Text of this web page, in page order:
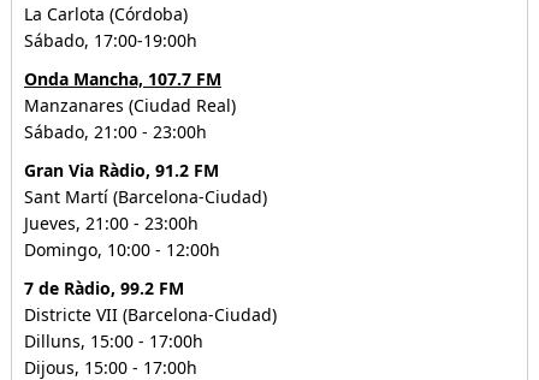
La Carlota (Córdoba)
Sábado, 17:00-19:00h
Onda Mancha, 107.7 FM
Manzanares (Ciudad Real)
Sábado, 21:00 - 23:00h
Gran Via Ràdio, 91.2 FM
Sant Martí (Barcelona-Ciudad)
Jueves, 21:00 - 23:00h
Domingo, 10:00 - 12:00h
7 de Ràdio, 99.2 FM
Districte VII (Barcelona-Ciudad)
Dilluns, 15:00 - 17:00h
Dijous, 15:00 - 17:00h